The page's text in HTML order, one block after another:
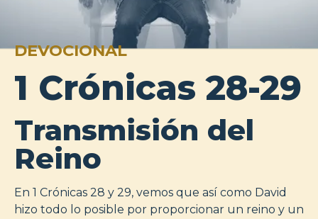
DEVOCIONAL
1 Crónicas 28-29
Transmisión del
Reino
En 1 Crónicas 28 y 29, vemos que así como David
hizo todo lo posible por proporcionar un reino y un